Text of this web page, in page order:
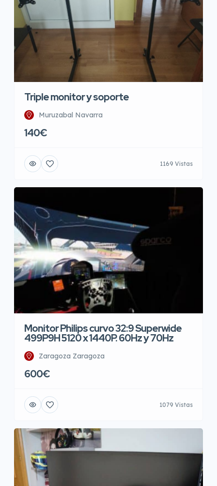
Triple monitor y soporte
Muruzabal Navarra
140€
1169 Vistas
Monitor Philips curvo 32:9 Superwide
499P9H 5120 x 1440P. 60Hz y 70Hz
Zaragoza Zaragoza
600€
1079 Vistas